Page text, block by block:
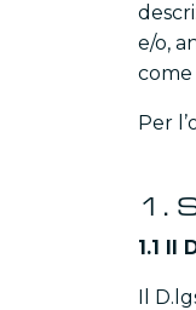
e/o,
Per
1.
1.1 Il
Il